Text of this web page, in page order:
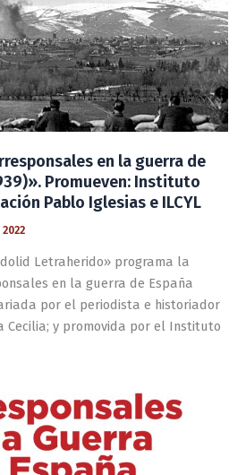
en la guerra de
Promueven: Instituto
Pablo Iglesias e ILCYL
Letraherido» programa la
en la guerra de España
por el periodista e historiador
Cecilia; y promovida por el Instituto